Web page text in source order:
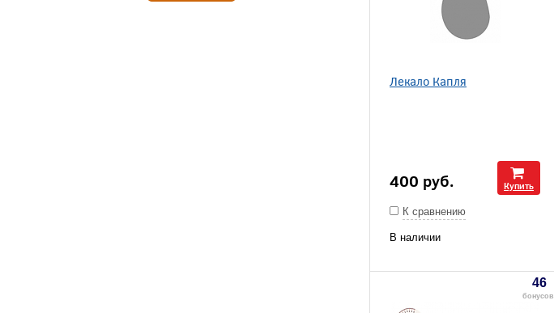
Лекало Капля
400 руб. Купить
К сравнению
В наличии
46
бонусов